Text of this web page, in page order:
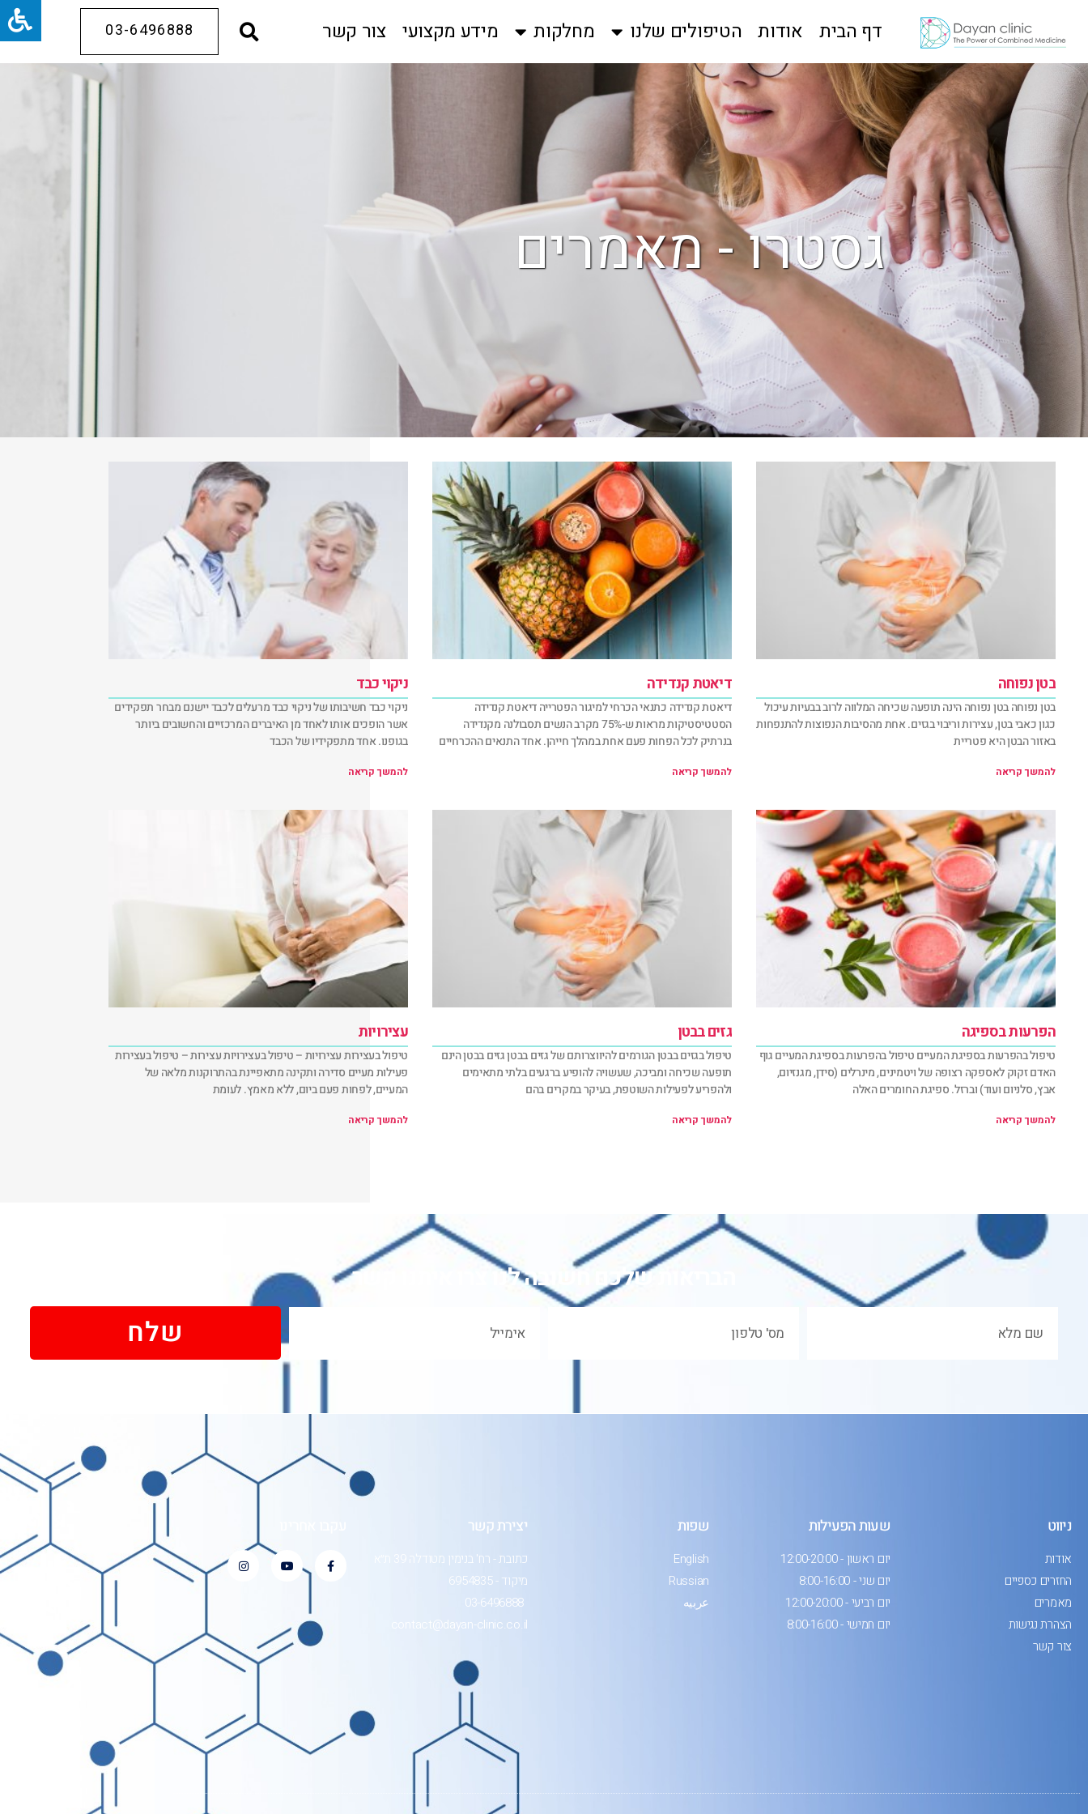
דף הבית אודות הטיפולים שלנו מחלקות מידע מקצועי צור קשר 03-6496888
גסטרו - מאמרים
בטן נפוחה
בטן נפוחה בטן נפוחה הינה תופעה שכיחה המלווה לרוב בבעיות עיכול
כגון כאבי בטן, עצירות וריבוי בגזים. אחת מהסיבות הנפוצות להתנפחות
באזור הבטן היא פטריית
להמשך קריאה
דיאטת קנדידה
דיאטת קנדידה כתנאי הכרחי למיגור הפטרייה דיאטת קנדידה
הסטטיסטיקות מראות ש-75% מקרב הנשים תסבולנה מקנדידה
בנרתיק לכל הפחות פעם אחת במהלך חייהן. אחד התנאים ההכרחיים
להמשך קריאה
ניקוי כבד
ניקוי כבד חשיבותו של ניקוי כבד מרעלים לכבד יישנם מבחר תפקידים
אשר הופכים אותו לאחד מן האיברים המרכזיים והחשובים ביותר
בגופנו. אחד מתפקידיו של הכבד
להמשך קריאה
הפרעות בספיגה
טיפול בהפרעות בספיגת המעיים טיפול בהפרעות בספיגת המעיים גוף
האדם זקוק לאספקה רצופה של ויטמינים, מינרלים (סידן, מגנזיום,
אבץ, סלניום ועוד) וברזל. ספיגת החומרים האלה
להמשך קריאה
גזים בבטן
טיפול בגזים בבטן הגורמים להיווצרותם של גזים בבטן גזים בבטן הינם
תופעה שכיחה ומביכה, שעשויה להופיע ברגעים בלתי מתאימים
ולהפריע לפעילות השוטפת, בעיקר במקרים בהם
להמשך קריאה
עצירויות
טיפול בעצירות עצירויות – טיפול בעצירויות עצירות – טיפול בעצירות
פעילות מעיים סדירה ותקינה מתאפיינת בהתרוקנות מלאה של
המעיים, לפחות פעם ביום, ללא מאמץ. לעומת
להמשך קריאה
הבריאות שלכם חשובה לנו צרו איתנו קשר
שלח
ניווט
אודות
החזרים כספיים
מאמרים
הצהרת נגישות
צור קשר
שעות הפעילות
יום ראשון - 12:00-20:00
יום שני - 8:00-16:00
יום רביעי - 12:00-20:00
יום חמישי - 8:00-16:00
שפות
English
Russian
عربيه
יצירת קשר
כתובת - רח' בנימין מטודלה 39 ת״א
מיקוד - 6954835
03-6496888
contact@dayan-clinic.co.il